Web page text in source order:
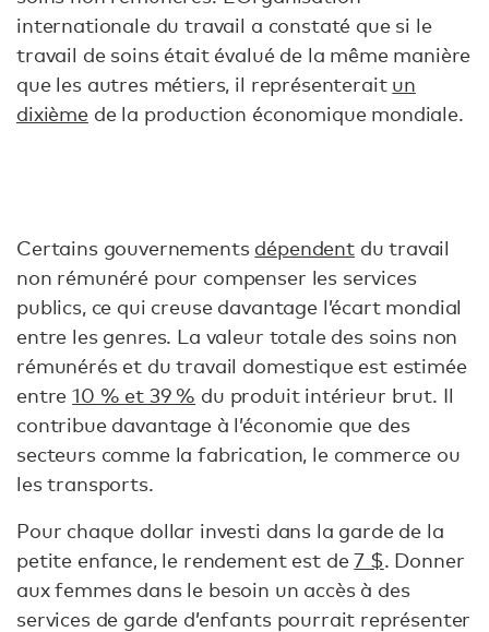
internationale du travail a constaté que si le
travail de soins était évalué de la même manière
que les autres métiers, il représenterait un
dixièmede la production économique mondiale.
Certains gouvernements dépendentdu travail
non rémunéré pour compenser les services
publics, ce qui creuse davantage l’écart mondial
entre les genres. La valeur totale des soins non
rémunérés et du travail domestique est estimée
entre10 % et 39 % du produit intérieur brut. Il
contribue davantage à l’économie que des
secteurs comme la fabrication, le commerce ou
les transports.
Pour chaque dollar investi dans la garde de la
petite enfance, le rendement est de7 $. Donner
aux femmes dans le besoin un accès à des
services de garde d’enfants pourrait représenter